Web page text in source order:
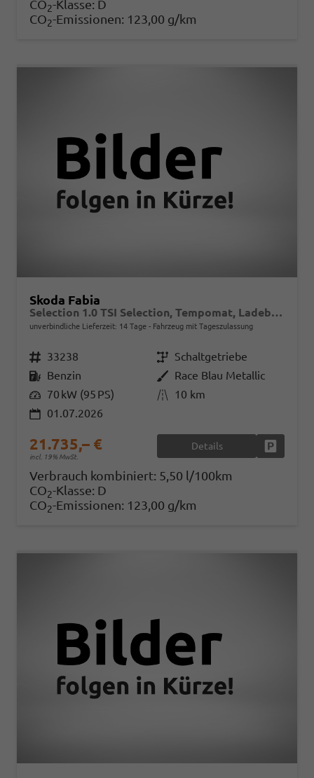
CO2-Klasse: D
CO2-Emissionen: 123,00 g/km
Skoda Fabia
Selection 1.0 TSI Selection, Tempomat, Ladeboden, Park, Winterpaket, SmartLink, 4-J Garantie
unverbindliche Lieferzeit: 14 Tage Fahrzeug mit Tageszulassung
Fahrzeugnr. 33238 GetriebeSchaltgetriebe
Kraftstoff Benzin AußenfarbeRace Blau Metallic
Leistung 70 kW (95 PS) Kilometerstand 10 km
01.07.2026
21.735,– €
incl. 19% MwSt.
Details
Verbrauch kombiniert: 5,50 l/100km
CO2-Klasse: D
CO2-Emissionen: 123,00 g/km